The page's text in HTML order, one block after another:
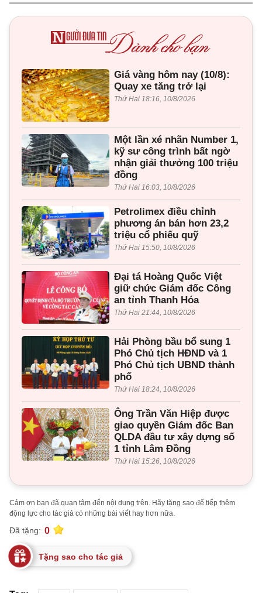
Giá vàng hôm nay (10/8):
Quay xe tăng trở lại
Thứ Hai 18:16, 10/8/2026
Một lần xé nhãn Number 1,
kỹ sư công trình bất ngờ
nhận giải thưởng 100 triệu
đồng
Thứ Hai 16:03, 10/8/2026
Petrolimex điều chỉnh
phương án bán hơn 23,2
triệu cổ phiếu quỹ
Thứ Hai 15:50, 10/8/2026
Đại tá Hoàng Quốc Việt
giữ chức Giám đốc Công
an tỉnh Thanh Hóa
Thứ Hai 21:44, 10/8/2026
Hải Phòng bầu bổ sung 1
Phó Chủ tịch HĐND và 1
Phó Chủ tịch UBND thành
phố
Thứ Hai 18:24, 10/8/2026
Ông Trần Văn Hiệp được
giao quyền Giám đốc Ban
QLDA đầu tư xây dựng số
1 tỉnh Lâm Đồng
Thứ Hai 15:26, 10/8/2026
Cảm ơn bạn đã quan tâm đến nội dung trên. Hãy tặng sao để tiếp thêm
động lực cho tác giả có những bài viết hay hơn nữa.
Đã tặng: 0
Tặng sao cho tác giả